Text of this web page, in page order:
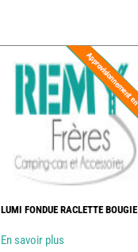
LUMI FONDUE RACLETTE BOUGIE
En savoir plus